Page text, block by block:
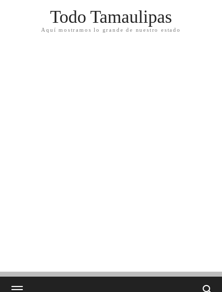
Todo Tamaulipas
Aquí mostramos lo grande de nuestro estado